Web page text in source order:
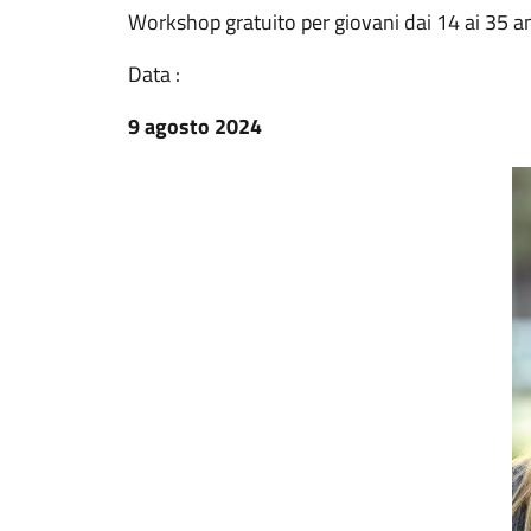
Workshop gratuito per giovani dai 14 ai 35
Data :
9 agosto 2024